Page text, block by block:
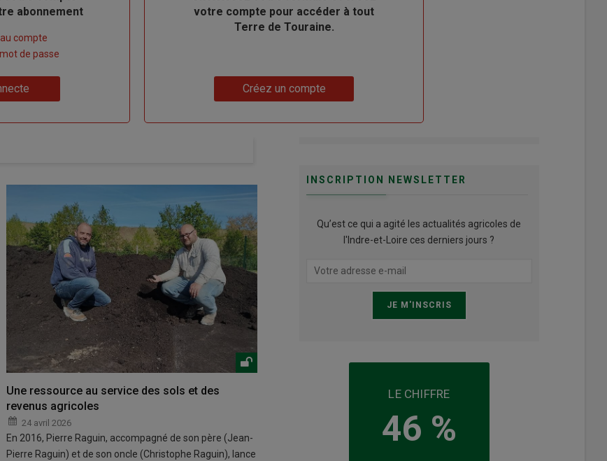
abonnement
compte
de passe
votre compte pour accéder à tout
Terre de Touraine.
Créez un compte
Une ressource au service des sols et des
revenus agricoles
24 avril 2026
En 2016, Pierre Raguin, accompagné de son père (Jean-
Pierre Raguin) et de son oncle (Christophe Raguin), lance
INSCRIPTION NEWSLETTER
Qu’est ce qui a agité les actualités agricoles de
l'Indre-et-Loire ces derniers jours ?
LE CHIFFRE
46 %